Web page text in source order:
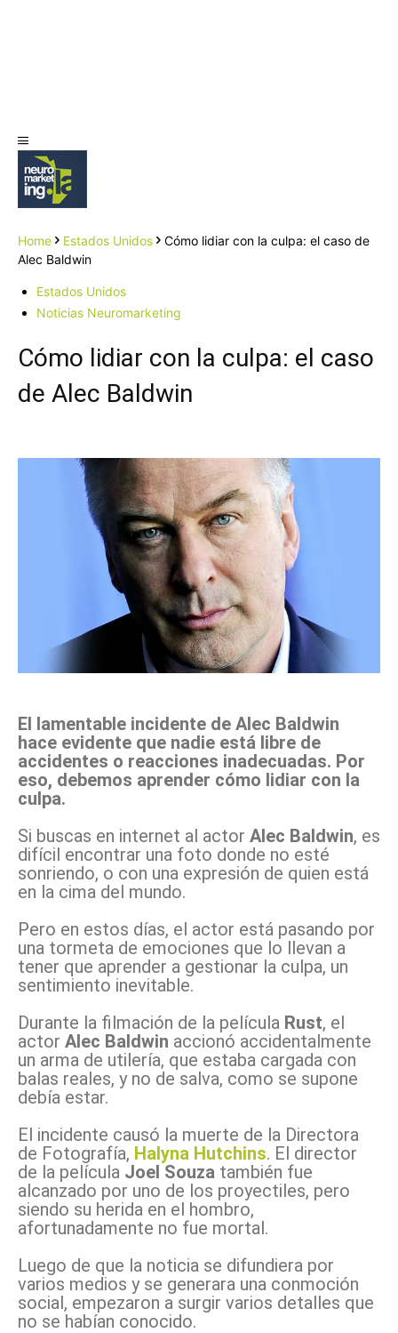
Home Estados Unidos
Cómo lidiar con la culpa: el caso de
Alec Baldwin
Estados Unidos
Noticias Neuromarketing
Cómo lidiar con la culpa: el caso
de Alec Baldwin
El lamentable incidente de Alec Baldwin
hace evidente que nadie está libre de
accidentes o reacciones inadecuadas. Por
eso, debemos aprender cómo lidiar con la
culpa.
Si buscas en internet al actor Alec Baldwin, es
difícil encontrar una foto donde no esté
sonriendo, o con una expresión de quien está
en la cima del mundo.
Pero en estos días, el actor está pasando por
una tormeta de emociones que lo llevan a
tener que aprender a gestionar la culpa, un
sentimiento inevitable.
Durante la filmación de la película Rust, el
actor Alec Baldwin accionó accidentalmente
un arma de utilería, que estaba cargada con
balas reales, y no de salva, como se supone
debía estar.
El incidente causó la muerte de la Directora
de Fotografía, Halyna Hutchins. El director
de la película Joel Souza también fue
alcanzado por uno de los proyectiles, pero
siendo su herida en el hombro,
afortunadamente no fue mortal.
Luego de que la noticia se difundiera por
varios medios y se generara una conmoción
social, empezaron a surgir varios detalles que
no se habían conocido.